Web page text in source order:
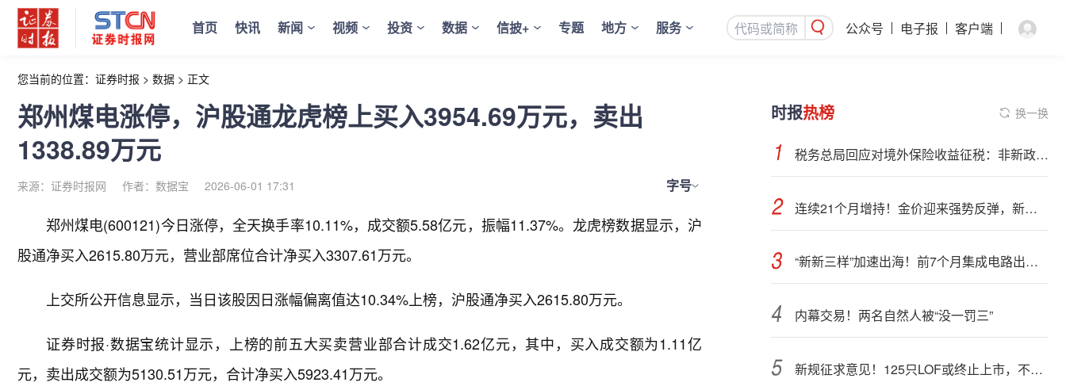
首页 快讯 新闻 视频 投资 数据 信披+ 专题 地方 服务 公众号 电子报 客户端
您当前的位置： 证券时报 > 数据 > 正文
郑州煤电涨停，沪股通龙虎榜上买入3954.69万元，卖出
1338.89万元
来源：证券时报网 作者：数据宝 2026-06-01 17:31 字号
郑州煤电(600121)今日涨停，全天换手率10.11%，成交额5.58亿元，振幅11.37%。龙虎榜数据显示，沪
股通净买入2615.80万元，营业部席位合计净买入3307.61万元。
上交所公开信息显示，当日该股因日涨幅偏离值达10.34%上榜，沪股通净买入2615.80万元。
证券时报·数据宝统计显示，上榜的前五大买卖营业部合计成交1.62亿元，其中，买入成交额为1.11亿
元，卖出成交额为5130.51万元，合计净买入5923.41万元。
时报热榜 换一换
税务总局回应对境外保险收益征税：非新政策，无需过度解读
连续21个月增持！金价迎来强势反弹，新一轮上行窗口开启？
“新新三样”加速出海！前7个月集成电路出口额接近翻倍
内幕交易！两名自然人被“没一罚三”
新规征求意见！125只LOF或终止上市，不影响基金正常投资运作